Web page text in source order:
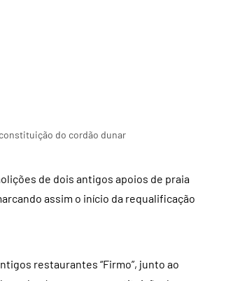
do cordão dunar
de dois antigos apoios de praia
assim o início da requalificação
restaurantes “Firmo”, junto ao